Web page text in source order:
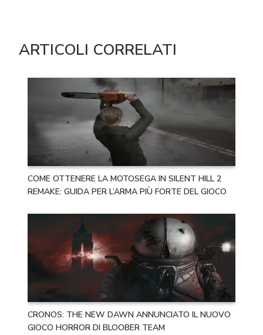
ARTICOLI CORRELATI
COME OTTENERE LA MOTOSEGA IN SILENT HILL 2
REMAKE: GUIDA PER L’ARMA PIÙ FORTE DEL GIOCO
CRONOS: THE NEW DAWN ANNUNCIATO IL NUOVO
GIOCO HORROR DI BLOOBER TEAM